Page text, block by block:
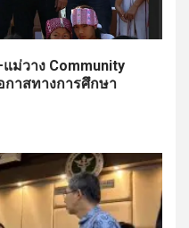
ม่วาง Community
กาสทางการศึกษา